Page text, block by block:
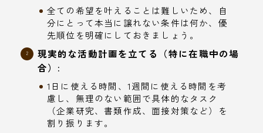
全ての希望を叶えることは難しいため、自
分にとって本当に譲れない条件は何か、優
先順位を明確にしておきましょう。
現実的な活動計画を立てる（特に在職中の場
合）:
1日に使える時間、1週間に使える時間を考
慮し、無理のない範囲で具体的なタスク
（企業研究、書類作成、面接対策など）を
割り振ります。